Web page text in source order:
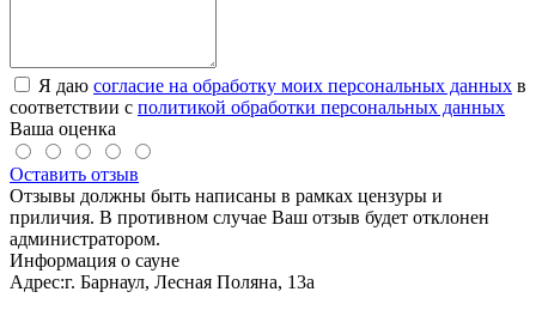
Я даю согласие на обработку моих персональных данных в
соответствии с политикой обработки персональных данных
Ваша оценка
Оставить отзыв
Отзывы должны быть написаны в рамках цензуры и
приличия. В противном случае Ваш отзыв будет отклонен
администратором.
Информация о сауне
Адрес:г. Барнаул, Лесная Поляна, 13а